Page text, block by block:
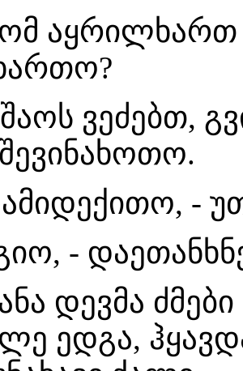
აყრილხართ
ვეძებთ,
-
-
დევმა
ედგა,